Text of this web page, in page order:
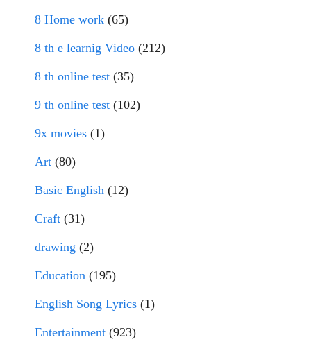
8 Home work (65)
8 th e learnig Video (212)
8 th online test (35)
9 th online test (102)
9x movies (1)
Art (80)
Basic English (12)
Craft (31)
drawing (2)
Education (195)
English Song Lyrics (1)
Entertainment (923)